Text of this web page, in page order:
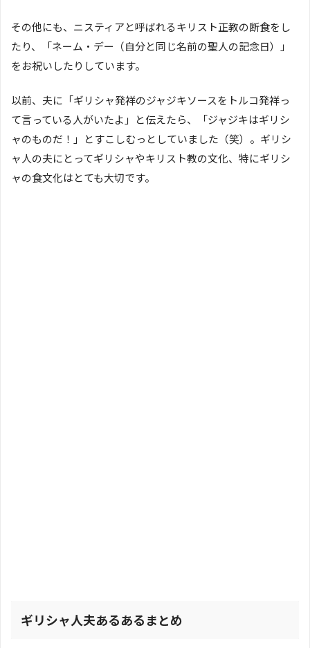
その他にも、ニスティアと呼ばれるキリスト正教の断食をし
たり、「ネーム・デー（自分と同じ名前の聖人の記念日）」
をお祝いしたりしています。
以前、夫に「ギリシャ発祥のジャジキソースをトルコ発祥っ
て言っている人がいたよ」と伝えたら、「ジャジキはギリシ
ャのものだ！」とすこしむっとしていました（笑）。ギリシ
ャ人の夫にとってギリシャやキリスト教の文化、特にギリシ
ャの食文化はとても大切です。
ギリシャ人夫あるあるまとめ